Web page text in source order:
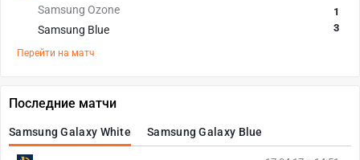
Samsung Ozone
Samsung Blue
1
3
Перейти на матч
Последние матчи
Samsung Galaxy White Samsung Galaxy Blue